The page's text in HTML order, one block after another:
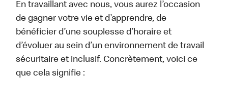
En travaillant avec nous, vous aurez l’occasion
de gagner votre vie et d’apprendre, de
bénéficier d’une souplesse d’horaire et
d’évoluer au sein d’un environnement de travail
sécuritaire et inclusif. Concrètement, voici ce
que cela signifie :